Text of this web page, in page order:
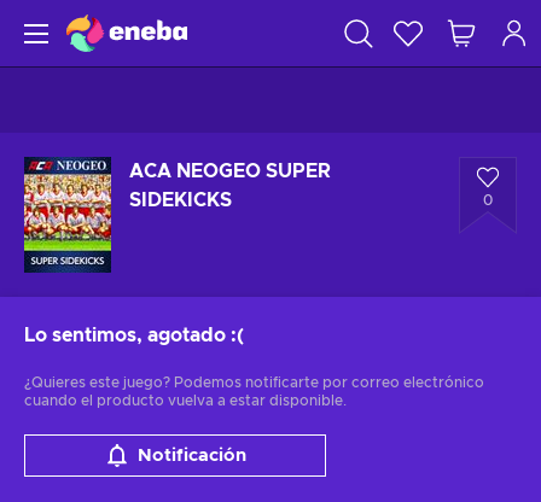
ACA NEOGEO SUPER
SIDEKICKS
0
Lo sentimos, agotado :(
¿Quieres este juego? Podemos notificarte por correo electrónico
cuando el producto vuelva a estar disponible.
Notificación